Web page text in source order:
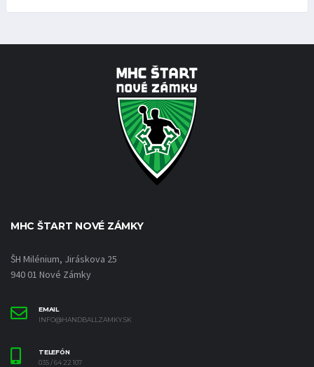
MHC ŠTART NOVÉ ZÁMKY
ŠH Milénium, Jiráskova 25
940 01 Nové Zámky
EMAIL
INFO@HANDBALLZAMKY.SK
TELEFÓN
035 / 64 22 107